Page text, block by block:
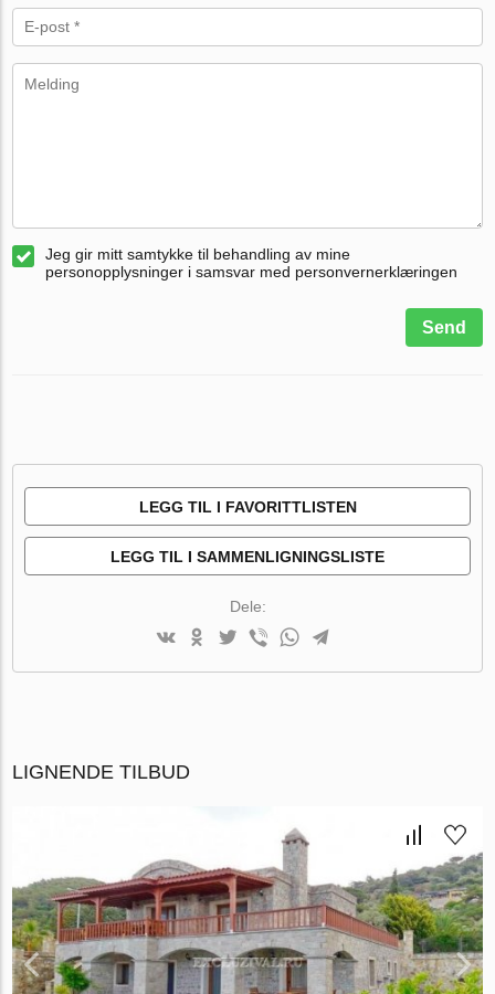
Jeg gir mitt samtykke til behandling av mine
personopplysninger i samsvar med personvernerklæringen
Send
LEGG TIL I FAVORITTLISTEN
LEGG TIL I SAMMENLIGNINGSLISTE
Dele:
LIGNENDE TILBUD